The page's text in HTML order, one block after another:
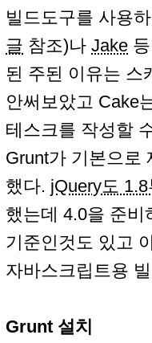
빌드도구를 사용
글 참조)나 Jake
된 주된 이유는 스
안써보았고 Cake
테스크를 작성할
Grunt가 기본으로
했다. jQuery도
했는데 4.0을 준비
기준인것도 있고
자바스크립트용
Grunt 설치